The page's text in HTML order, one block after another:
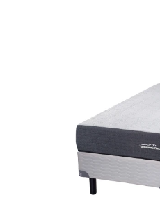
Espuma
Altura de colchón
la suma del
Alta